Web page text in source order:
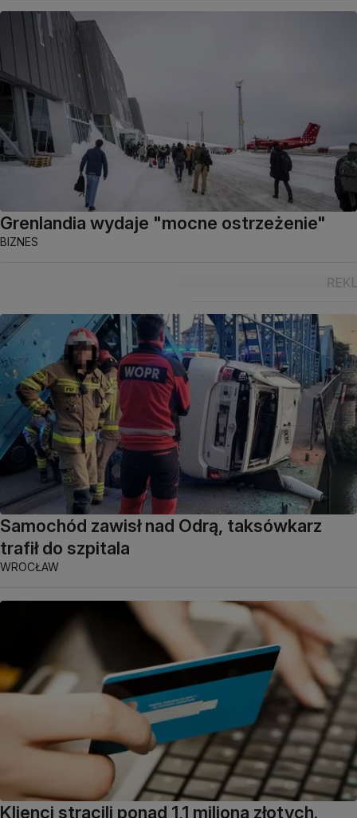
Grenlandia wydaje "mocne ostrzeżenie"
BIZNES
Samochód zawisł nad Odrą, taksówkarz
trafił do szpitala
WROCŁAW
Klienci stracili ponad 1,1 miliona złotych.